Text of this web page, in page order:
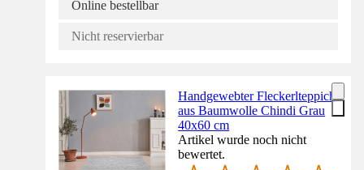
Online bestellbar
Nicht reservierbar
Handgewebter Fleckerlteppich
aus Baumwolle Chindi Grau
40x60 cm
Artikel wurde noch nicht
bewertet.